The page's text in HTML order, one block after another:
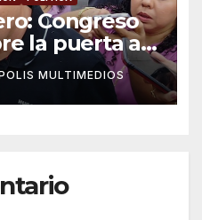
Congreso
la puerta a
alcalde
MULTIMEDIOS